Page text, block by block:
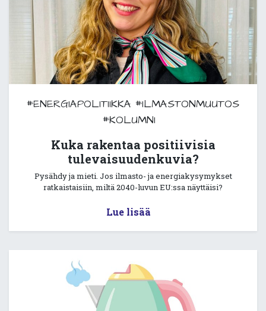
#ENERGIAPOLITIIKKA #ILMASTONMUUTOS
#KOLUMNI
Kuka rakentaa positiivisia
tulevaisuudenkuvia?
Pysähdy ja mieti. Jos ilmasto- ja energiakysymykset
ratkaistaisiin, miltä 2040-luvun EU:ssa näyttäisi?
Lue lisää